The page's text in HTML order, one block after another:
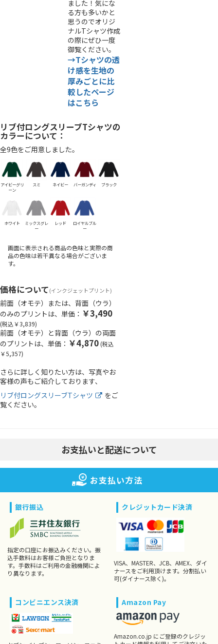
ました！気にな
る方も多いかと
思うのでオリジ
ナルTシャツ作成
の際にぜひ一度
御覧ください。
→Tシャツの透
け感を生地の
厚みごとに比
較したページ
はこちら
リブ付ロングスリーブTシャツの
カラーについて：
全9色をご用意しました。
アイビーグリ
ーン
スミ ネイビー バーガンディ ブラック
ホワイト
ミックスグレ
ー
レッド
ロイヤルブル
ー
画面に表示される商品の色味と実際の商
品の色味は若干異なる場合がございま
す。
価格について(インクジェットプリント)
前面（オモテ）または、背面（ウラ）
のみのプリントは、単価： ￥3,490
(税込￥3,839)
前面（オモテ）と背面（ウラ）の両面
のプリントは、単価： ￥4,870 (税込
￥5,357)
さらに詳しく知りたい方は、写真やお
客様の声もご紹介しております、
リブ付ロングスリーブTシャツ
をご
覧ください。
お支払いと配送について
お支払い方法
銀行振込
指定の口座にお振込みください。振
込手数料はお客様ご負担となりま
す。手数料はご利用の金融機関によ
り異なります。
クレジットカード決済
VISA、MASTER、JCB、AMEX、ダイ
ナースをご利用頂けます。分割払い
可(ダイナース除く)。
コンビニエンス決済 Amazon Pay
Amazon.co.jp にご登録のクレジッ